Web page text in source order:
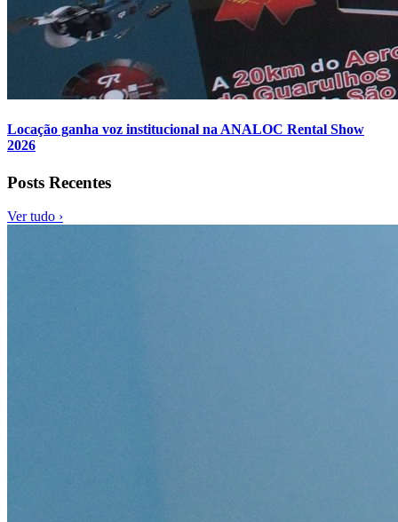
Locação ganha voz institucional na ANALOC Rental Show
2026
Posts Recentes
Ver tudo ›